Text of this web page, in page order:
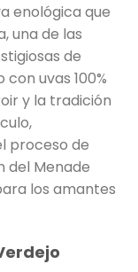
enológica que
una de las
de
uvas 100%
y la tradición
proceso de
del Menade
los amantes